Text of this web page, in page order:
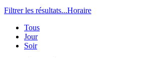
Filtrer les résultats...Horaire
Tous
Jour
Soir